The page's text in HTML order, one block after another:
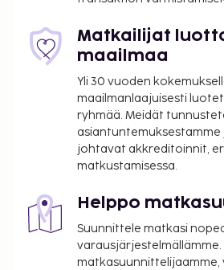
kauden mukainen ulkouima-
polkupyörät. Tämän
ilmainen langaton
polkupyöräkierroksista.
muutama drinkki 3
majoituspaikalla ei ole maan
matkailulautakunnan luokitusta.
hyödyksi olemme tehneet
luokitusjärjestelmämme
yöpyminen
Avustajaeläimistä ei
Siivous on saatavilla
Vauvansänky: 15.0 EUR per
Matkailijat
maailmaa
Yli 30 vuoden
maailmanlaajuisesti
ryhmää. Meidät
asiantuntemuksestamme
johtavat akkreditoinnit,
matkustamisessa.
Helppo
Suunnittele matkasi
varausjärjestelmällämme.
matkasuunnittelijaamme,